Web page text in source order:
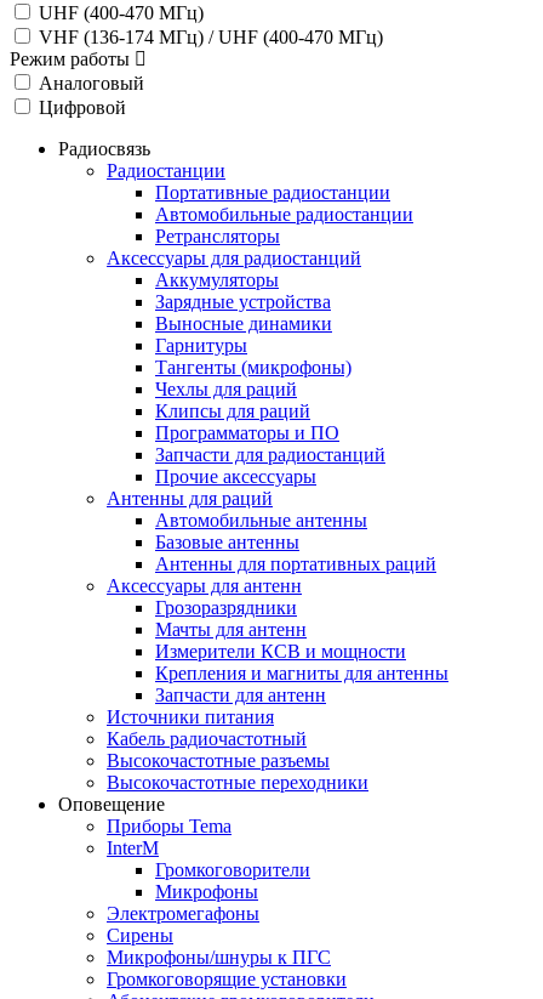
UHF (400-470 МГц)
VHF (136-174 МГц) / UHF (400-470 МГц)
Режим работы
Аналоговый
Цифровой
Радиосвязь
Радиостанции
Портативные радиостанции
Автомобильные радиостанции
Ретрансляторы
Аксессуары для радиостанций
Аккумуляторы
Зарядные устройства
Выносные динамики
Гарнитуры
Тангенты (микрофоны)
Чехлы для раций
Клипсы для раций
Программаторы и ПО
Запчасти для радиостанций
Прочие аксессуары
Антенны для раций
Автомобильные антенны
Базовые антенны
Антенны для портативных раций
Аксессуары для антенн
Грозоразрядники
Мачты для антенн
Измерители КСВ и мощности
Крепления и магниты для антенны
Запчасти для антенн
Источники питания
Кабель радиочастотный
Высокочастотные разъемы
Высокочастотные переходники
Оповещение
Приборы Tema
InterM
Громкоговорители
Микрофоны
Электромегафоны
Сирены
Микрофоны/шнуры к ПГС
Громкоговорящие установки